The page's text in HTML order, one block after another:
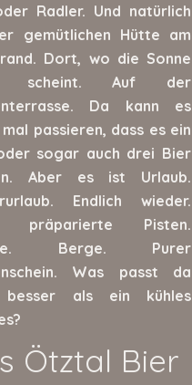
Radler. Und natürlich
gemütlichen Hütte am
Dort, wo die Sonne
scheint. Auf der
Da kann es
passieren, dass es ein
sogar auch drei Bier
Aber es ist Urlaub.
Endlich wieder.
präparierte Pisten.
Berge. Purer
Was passt da
besser als ein kühles
Ötztal Bier